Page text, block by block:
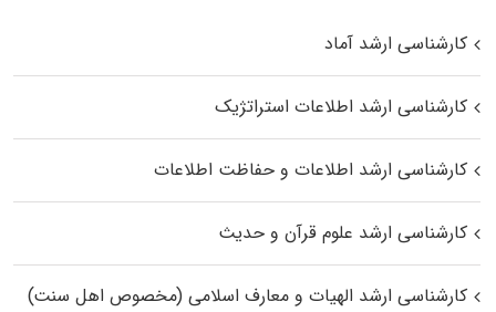
کارشناسی ارشد آماد
کارشناسی ارشد اطلاعات استراتژیک
کارشناسی ارشد اطلاعات و حفاظت اطلاعات
کارشناسی ارشد علوم قرآن و حدیث
کارشناسی ارشد الهیات و معارف اسلامی (مخصوص اهل سنت)